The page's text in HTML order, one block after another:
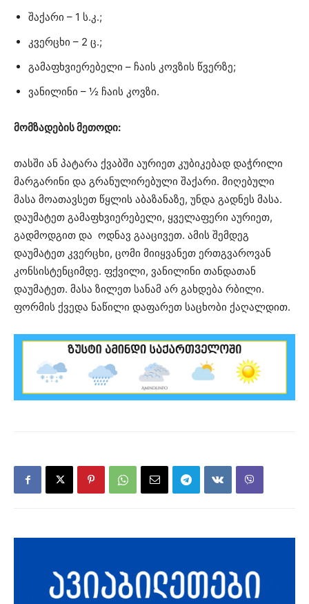
შაქარი – 1 ს.კ.;
კვერცხი – 2 ც.;
გამაფხვიერებელი – ჩაის კოვზის წვერზე;
ვანილინი – ½ ჩაის კოვზი.
მომზადების მეთოდი:
თასში ან პატარა ქვაბში აურიეთ კუბიკებად დაჭრილი
მარგარინი და გრანულირებული შაქარი. მიღებული
მასა მოათავსეთ წყლის აბაზანაზე, უნდა გადნეს მასა.
დაუმატეთ გამაფხვიერებელი, ყველაფერი აურიეთ,
გადმოდგით და ოდნავ გააცივეთ. ამის შემდეგ
დაუმატეთ კვერცხი, ცომი მიიყვანეთ ერთგვაროვან
კონსისტენციმდე. ფქვილი, ვანილინი თანდათან
დაუმატეთ. მასა ზილეთ სანამ არ გახდება რბილი.
ფორმის ქვედა ნაწილი დაფარეთ საცხობი ქაღალდით.